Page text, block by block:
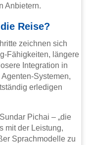
Anbietern.
Reise?
zeichnen sich
Fähigkeiten, längere
Integration in
Systemen,
erledigen
Pichai – „die
mit der Leistung,
Sprachmodelle zu